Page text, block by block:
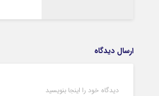
ارسال دیدگاه
دیدگاه خود را اینجا بنویسید